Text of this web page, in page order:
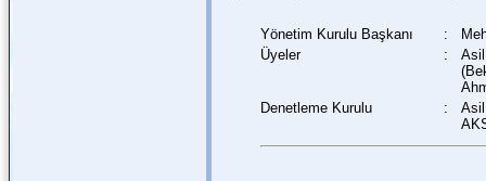
Yönetim Kurulu Başkanı :
Üyeler
:
Denetleme Kurulu
: